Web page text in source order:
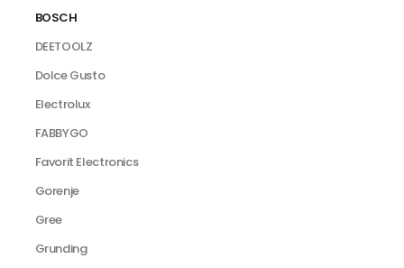
BOSCH
DEETOOLZ
Dolce Gusto
Electrolux
FABBYGO
Favorit Electronics
Gorenje
Gree
Grunding